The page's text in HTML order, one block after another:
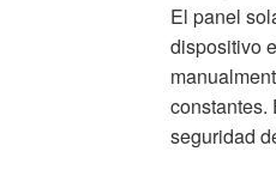
El panel
dispositivo
constantes.
seguridad